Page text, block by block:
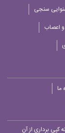
سنجی
اعصاب
ما
برداری از آن